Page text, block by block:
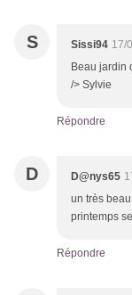
S Sissi94 17/
Beau jardin
/> Sylvie
Répondre
D D@nys65
un très
printemps
Répondre